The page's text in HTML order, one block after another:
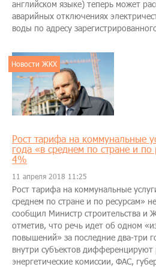
английском языке) теперь может
аварийных отключениях
воды по адресу
Новости ЖКХ
Рост тарифа на коммунальные
года «в среднем по стране и по
4%
11 апреля 2018 11:25
Рост тарифа на коммунальные
среднем по стране и по ресурсам»
сообщил Министр строительства и
отметив, что речь идет об одном
повышений» за последние два-три
внутри субъектов дифференцируют
энергетические комиссии, ФАС,